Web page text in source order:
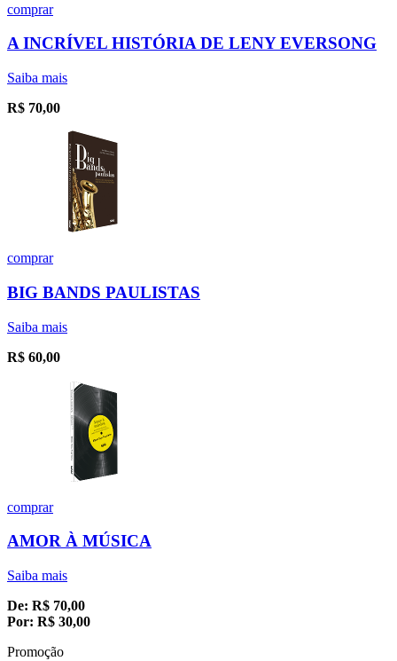
comprar
A INCRÍVEL HISTÓRIA DE LENY EVERSONG
Saiba mais
R$ 70,00
comprar
BIG BANDS PAULISTAS
Saiba mais
R$ 60,00
comprar
AMOR À MÚSICA
Saiba mais
De: R$ 70,00
Por: R$ 30,00
Promoção